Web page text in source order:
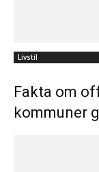
Livstil
Fakta om
kommuner